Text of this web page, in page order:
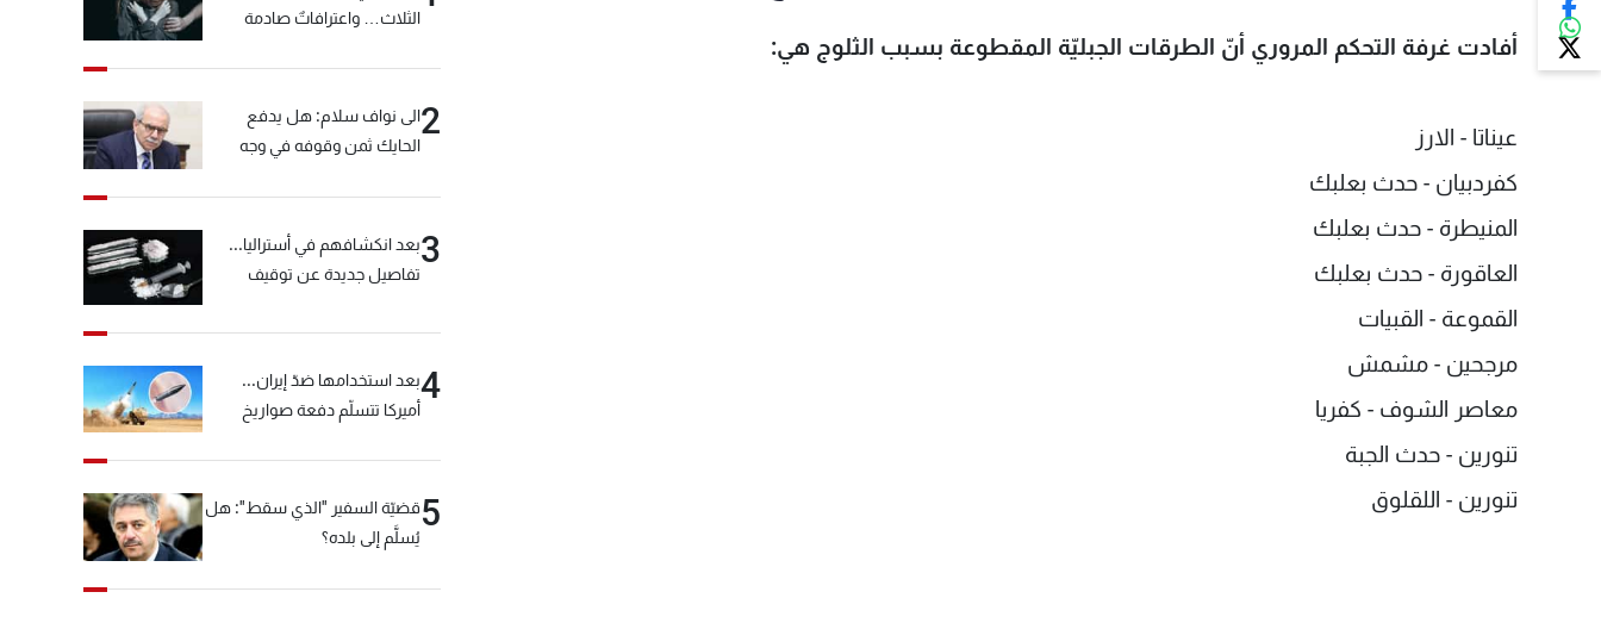
أفادت غرفة التحكم المروري أنّ الطرقات الجبليّة المقطوعة بسبب الثلوج هي:
عيناتا - الارز
كفردبيان - حدث بعلبك
المنيطرة - حدث بعلبك
العاقورة - حدث بعلبك
القموعة - القبيات
مرجحين - مشمش
معاصر الشوف - كفريا
تنورين - حدث الجبة
تنورين - اللقلوق
الثلاث… واعترافاتٌ صادمة
2الى نواف سلام: هل يدفع
الحايك ثمن وقوفه في وجه
3بعد انكشافهم في أستراليا...
تفاصيل جديدة عن توقيف
4بعد استخدامها ضدّ إيران...
أميركا تتسلّم دفعة صواريخ
5قضيّة السفير "الذي سقط": هل
يُسلَّم إلى بلده؟